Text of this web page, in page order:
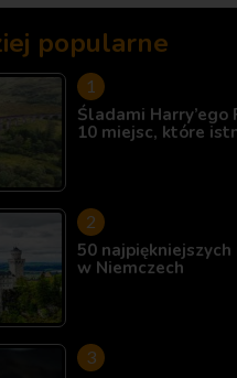
popularne
Śladami Harry’ego
10 miejsc, które
50 najpiękniejszych
w Niemczech